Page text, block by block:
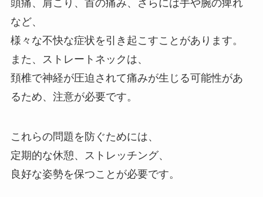
頭痛、肩こり、首の痛み、さらには手や腕の痺れ
など、
様々な不快な症状を引き起こすことがあります。
また、ストレートネックは、
頚椎で神経が圧迫されて痛みが生じる可能性があ
るため、注意が必要です。
これらの問題を防ぐためには、
定期的な休憩、ストレッチング、
良好な姿勢を保つことが必要です。